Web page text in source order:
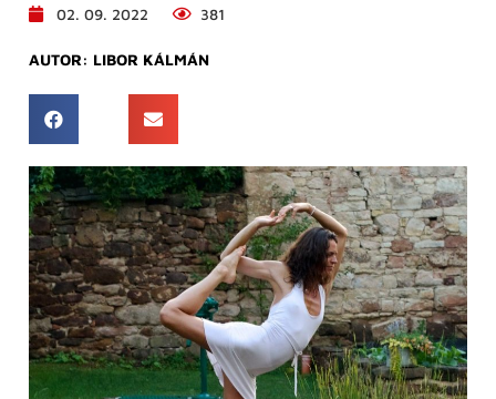
02. 09. 2022 381
AUTOR: LIBOR KÁLMÁN